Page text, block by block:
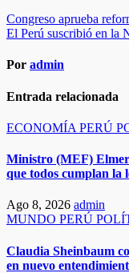
Navegación
de
entradas
Congreso aprueba
El Perú suscribió en la
Por admin
Entrada relacionada
ECONOMÍA PERÚ
Ministro (MEF) Elmer
que todos cumplan la
Ago 8, 2026 admin
MUNDO PERÚ
​​Claudia Sheinbaum
en nuevo